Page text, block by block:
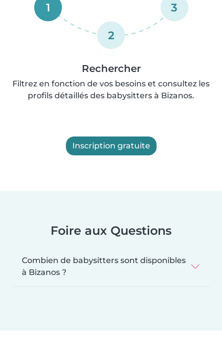
1
2
3
Rechercher
Filtrez en fonction de vos besoins et consultez les
profils détaillés des babysitters à Bizanos.
Inscription gratuite
Foire aux Questions
Combien de babysitters sont disponibles
à Bizanos ?